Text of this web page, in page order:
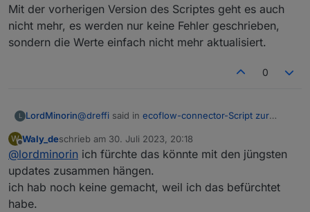
Mit der vorherigen Version des Scriptes geht es auch
nicht mehr, es werden nur keine Fehler geschrieben,
sondern die Werte einfach nicht mehr aktualisiert.
0
L LordMinorin@dreffi said in ecoflow-connector-Script zur
@ waly_desaid inecoflow-connector-Script
zur dynamischen Leistungsanpassung
Hab seid heute dasselbe Problem
Hatte mal die neue Version reigeschrieben.
W
Offline
Waly_deschrieb am 30. Juli 2023, 20:18
zuletzt editiert von
@lordminorin ich fürchte das könnte mit den jüngsten
updates zusammen hängen.
ich hab noch keine gemacht, weil ich das befürchtet
habe.